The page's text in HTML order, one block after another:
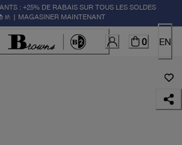
: +25% DE RABAIS SUR TOUS LES SOLDES
| MAGASINER MAINTENANT
0 EN